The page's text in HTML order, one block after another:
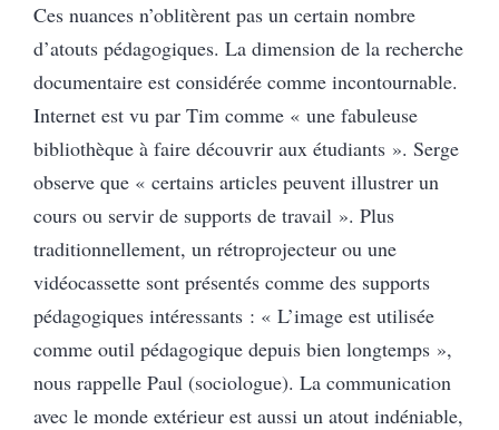
Ces nuances n’oblitèrent pas un certain nombre
d’atouts pédagogiques. La dimension de la recherche
documentaire est considérée comme incontournable.
Internet est vu par Tim comme « une fabuleuse
bibliothèque à faire découvrir aux étudiants ». Serge
observe que « certains articles peuvent illustrer un
cours ou servir de supports de travail ». Plus
traditionnellement, un rétroprojecteur ou une
vidéocassette sont présentés comme des supports
pédagogiques intéressants : « L’image est utilisée
comme outil pédagogique depuis bien longtemps »,
nous rappelle Paul (sociologue). La communication
avec le monde extérieur est aussi un atout indéniable,